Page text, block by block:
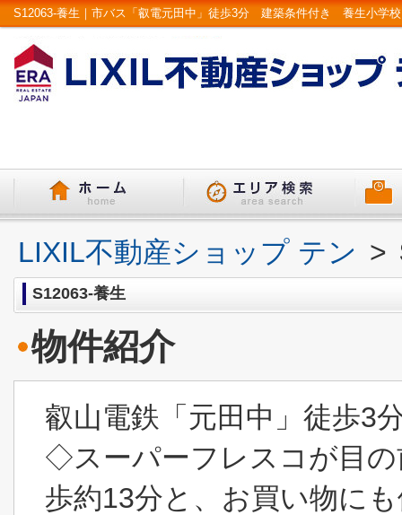
LIXIL不動産ショップ テン >
S12063-養生
物件紹介
叡山電鉄「元田中」徒歩3
◇スーパーフレスコが目
歩約13分と、お買い物に